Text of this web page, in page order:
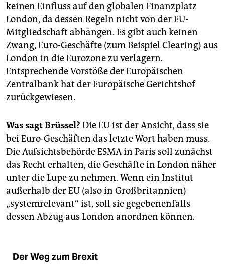
keinen Einfluss auf den globalen Finanzplatz
London, da dessen Regeln nicht von der EU-
Mitgliedschaft abhängen. Es gibt auch keinen
Zwang, Euro-Geschäfte (zum Beispiel Clearing) aus
London in die Eurozone zu verlagern.
Entsprechende Vorstöße der Europäischen
Zentralbank hat der Europäische Gerichtshof
zurückgewiesen.
Was sagt Brüssel? Die EU ist der Ansicht, dass sie
bei Euro-Geschäften das letzte Wort haben muss.
Die Aufsichtsbehörde ESMA in Paris soll zunächst
das Recht erhalten, die Geschäfte in London näher
unter die Lupe zu nehmen. Wenn ein Institut
außerhalb der EU (also in Großbritannien)
„systemrelevant“ ist, soll sie gegebenenfalls
dessen Abzug aus London anordnen können.
Der Weg zum Brexit